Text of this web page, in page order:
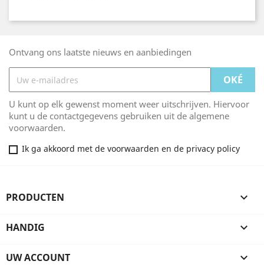
Ontvang ons laatste nieuws en aanbiedingen
U kunt op elk gewenst moment weer uitschrijven. Hiervoor
kunt u de contactgegevens gebruiken uit de algemene
voorwaarden.
Ik ga akkoord met de voorwaarden en de privacy policy
PRODUCTEN 
HANDIG 
UW ACCOUNT 